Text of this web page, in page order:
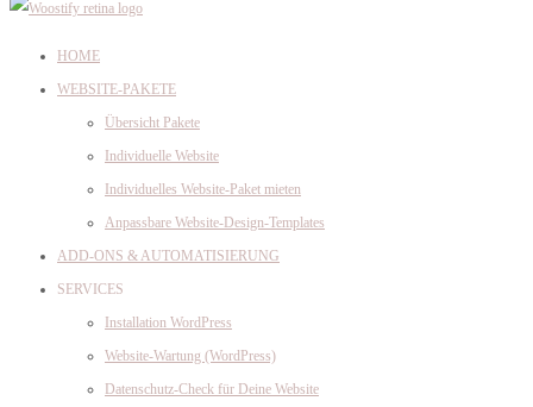
HOME
WEBSITE-PAKETE
Übersicht Pakete
Individuelle Website
Individuelles Website-Paket mieten
Anpassbare Website-Design-Templates
ADD-ONS & AUTOMATISIERUNG
SERVICES
Installation WordPress
Website-Wartung (WordPress)
Datenschutz-Check für Deine Website